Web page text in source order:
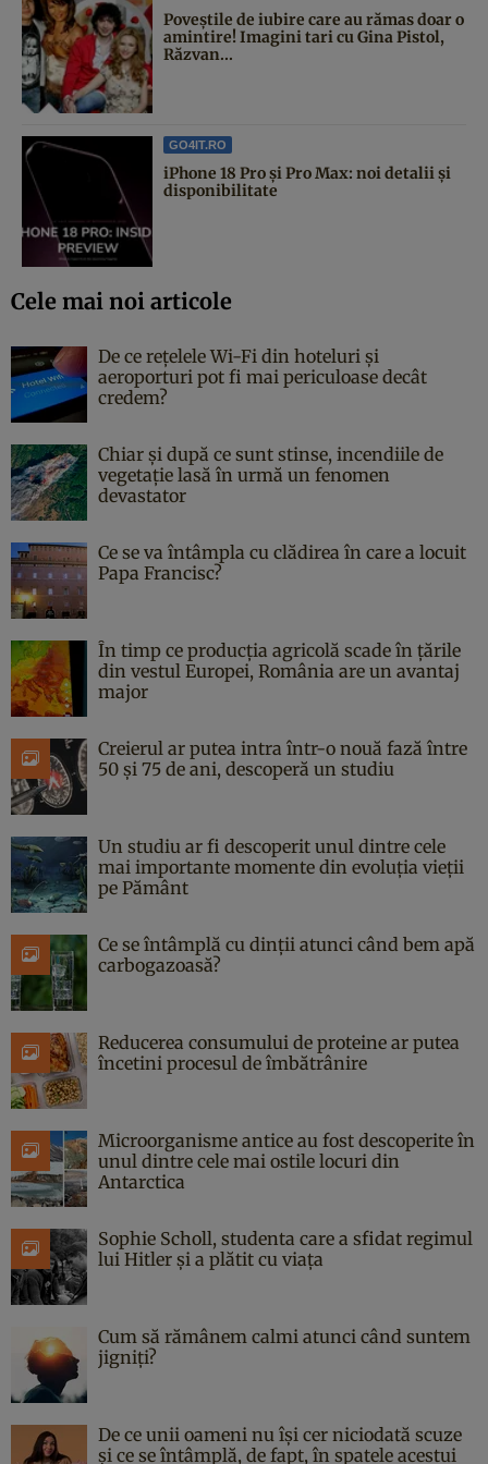
Poveştile de iubire care au rămas doar o
amintire! Imagini tari cu Gina Pistol,
Răzvan...
GO4IT.RO
iPhone 18 Pro și Pro Max: noi detalii și
disponibilitate
Cele mai noi articole
De ce rețelele Wi-Fi din hoteluri și
aeroporturi pot fi mai periculoase decât
credem?
Chiar și după ce sunt stinse, incendiile de
vegetație lasă în urmă un fenomen
devastator
Ce se va întâmpla cu clădirea în care a locuit
Papa Francisc?
În timp ce producția agricolă scade în țările
din vestul Europei, România are un avantaj
major
Creierul ar putea intra într-o nouă fază între
50 și 75 de ani, descoperă un studiu
Un studiu ar fi descoperit unul dintre cele
mai importante momente din evoluția vieții
pe Pământ
Ce se întâmplă cu dinții atunci când bem apă
carbogazoasă?
Reducerea consumului de proteine ar putea
încetini procesul de îmbătrânire
Microorganisme antice au fost descoperite în
unul dintre cele mai ostile locuri din
Antarctica
Sophie Scholl, studenta care a sfidat regimul
lui Hitler și a plătit cu viața
Cum să rămânem calmi atunci când suntem
jigniți?
De ce unii oameni nu își cer niciodată scuze
și ce se întâmplă, de fapt, în spatele acestui